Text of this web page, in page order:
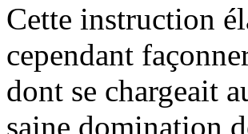
Cette instruction
cependant
dont se chargeait
saine domination